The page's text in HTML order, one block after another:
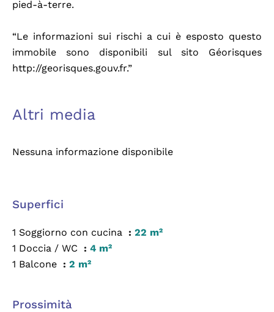
pied-à-terre.
“Le informazioni sui rischi a cui è esposto questo
immobile sono disponibili sul sito Géorisques
http://georisques.gouv.fr.”
Altri media
Nessuna informazione disponibile
Superfici
1 Soggiorno con cucina
22 m²
1 Doccia / WC
4 m²
1 Balcone
2 m²
Prossimità